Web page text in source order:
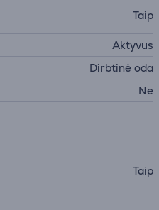
Taip
Aktyvus
Dirbtinė oda
Ne
Taip